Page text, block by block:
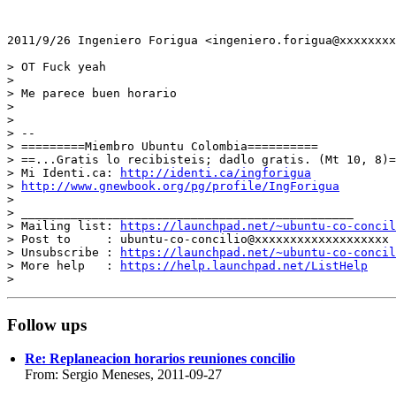
2011/9/26 Ingeniero Forigua
> OT Fuck yeah
>
> Me parece buen horario
>
>
> --
> =========Miembro Ubuntu Colombia==========
> ==...Gratis lo recibisteis; dadlo gratis. (Mt 10,
> Mi Identi.ca:
http://identi.ca/ingforigua
>
http://www.gnewbook.org/pg/profile/IngForigua
>
> _______________________________________________
> Mailing list:
https://launchpad.net/~ubuntu-co-
> Post to     : ubuntu-co-concilio@xxxxxxxxxxxxxxxxxxx
> Unsubscribe :
https://launchpad.net/~ubuntu-co-
> More help   :
https://help.launchpad.net/ListHelp
Follow ups
Re: Replaneacion horarios reuniones concilio
From: Sergio Meneses, 2011-09-27